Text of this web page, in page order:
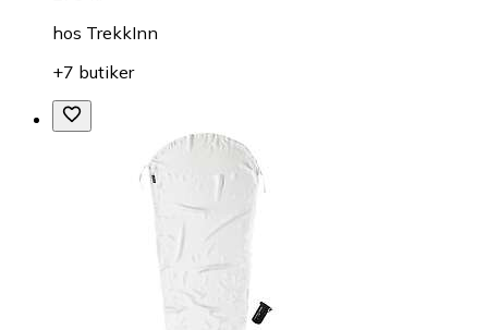
hos TrekkInn
+7 butiker